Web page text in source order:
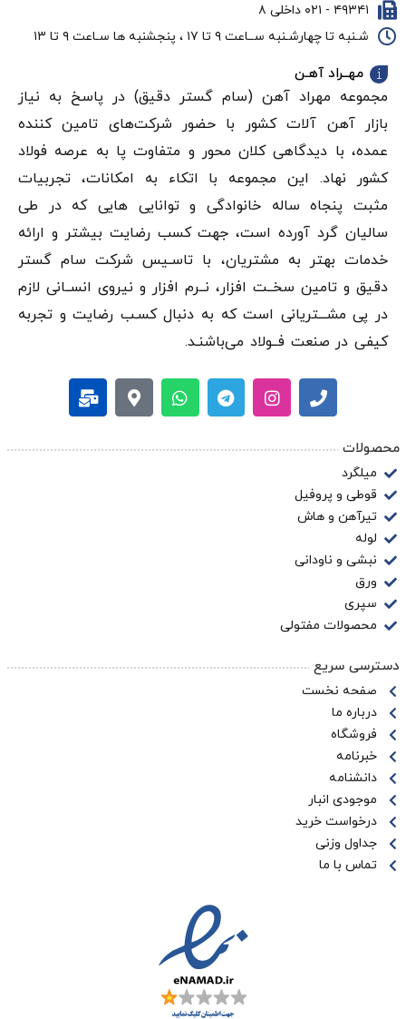
۴۹۳۴۱ - ۰۲۱ داخلی ۸
شـنبه تا چهارشـنبه ســاعت ۹ تا ۱۷ ، پنجشنبه ها سـاعت ۹ تا ۱۳
مهــراد آهـن
مجموعه مهراد آهن (سام گستر دقيق) در پاسخ به نیاز
بازار آهن‌ آلات کشور با حضور شرکت‌های تامین کننده
عمده، با دیدگاهی کلان محور و متفاوت پا به عرصه فولاد
کشور نهاد. این مجموعه با اتکاء به امکانات، تجربیات
مثبت پنجاه ساله خانوادگی و توانایی هایی که در طی
سالیان گرد آورده است، جهت کسب رضایت بیشتر و ارائه
خدمات بهتر به مشتریان، با تاسـیس شرکت سام گستر
دقيق و تامین سخــت افزار، نــرم افزار و نیروی انســانی لازم
در پی مشـــتریانی است که به دنبال کسـب رضایت و تجربه
کیفی در صنعت فــولاد می‌باشنـد.
محصولات
میلگرد
قوطی و پروفیل
تیرآهن و هاش
لوله
نبشی و ناودانی
ورق
سپری
محصولات مفتولی
دسترسی سریع
صفحه نخست
درباره ما
فروشگاه
خبرنامه
دانشنامه
موجودی انبار
درخواست خرید
جداول وزنی
تماس با ما